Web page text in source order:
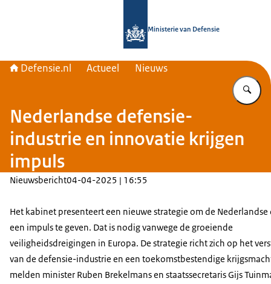
Ministerie van Defensie
Defensie.nl Actueel Nieuws
Nederlandse defensie-
industrie en innovatie krijgen
impuls
Nieuwsbericht04-04-2025 | 16:55
Het kabinet presenteert een nieuwe strategie om de Nederlandse
een impuls te geven. Dat is nodig vanwege de groeiende
veiligheidsdreigingen in Europa. De strategie richt zich op het
van de defensie-industrie en een toekomstbestendige
melden minister Ruben Brekelmans en staatssecretaris Gijs